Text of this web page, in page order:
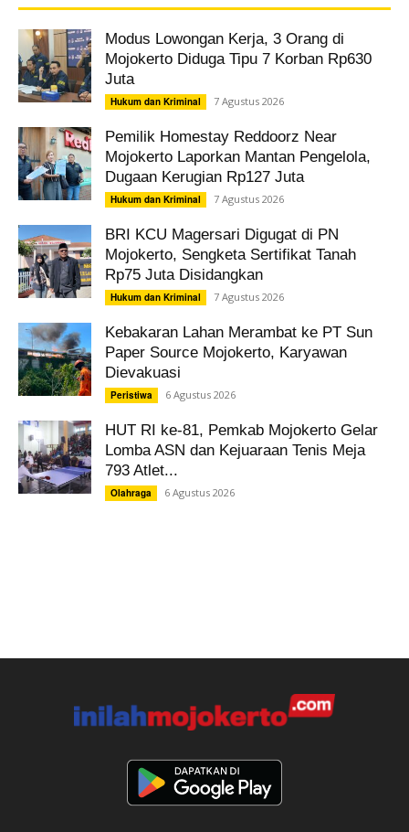
Modus Lowongan Kerja, 3 Orang di
Mojokerto Diduga Tipu 7 Korban Rp630
Juta
Hukum dan Kriminal 7 Agustus 2026
Pemilik Homestay Reddoorz Near
Mojokerto Laporkan Mantan Pengelola,
Dugaan Kerugian Rp127 Juta
Hukum dan Kriminal 7 Agustus 2026
BRI KCU Magersari Digugat di PN
Mojokerto, Sengketa Sertifikat Tanah
Rp75 Juta Disidangkan
Hukum dan Kriminal 7 Agustus 2026
Kebakaran Lahan Merambat ke PT Sun
Paper Source Mojokerto, Karyawan
Dievakuasi
Peristiwa 6 Agustus 2026
HUT RI ke-81, Pemkab Mojokerto Gelar
Lomba ASN dan Kejuaraan Tenis Meja
793 Atlet...
Olahraga 6 Agustus 2026